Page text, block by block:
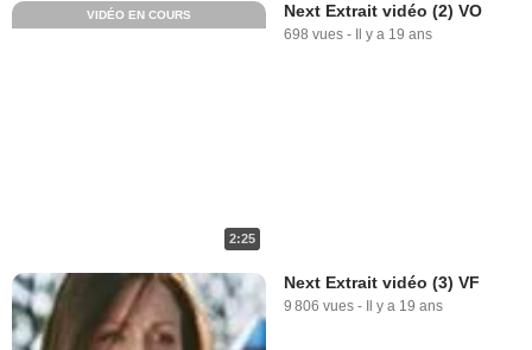
2:25
VIDÉO EN COURS Next Extrait vidéo (2) VO
698 vues - Il y a 19 ans
Next Extrait vidéo (3) VF
9 806 vues - Il y a 19 ans